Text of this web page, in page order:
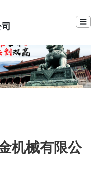
☰
机械有限公